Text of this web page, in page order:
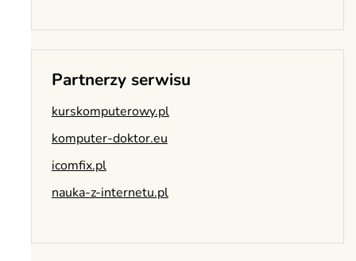
Partnerzy serwisu
kurskomputerowy.pl
komputer-doktor.eu
icomfix.pl
nauka-z-internetu.pl